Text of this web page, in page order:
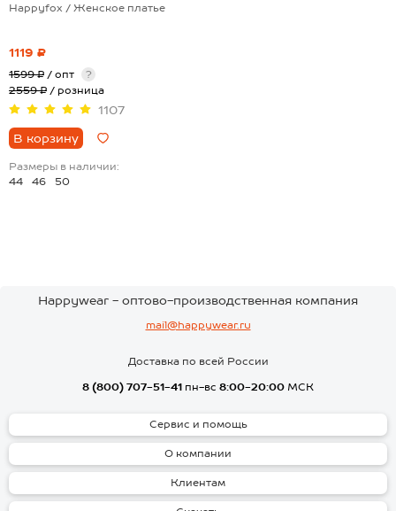
Happyfox / Женское платье
1119 ₽
1599 ₽ / опт
?
2559 ₽ / розница
1107
В корзину
Размеры в наличии:
44
46 50
Happywear - оптово-производственная компания
mail@happywear.ru
Доставка по всей России
8 (800) 707-51-41 пн-вс 8:00-20:00 МСК
Сервис и помощь
О компании
Клиентам